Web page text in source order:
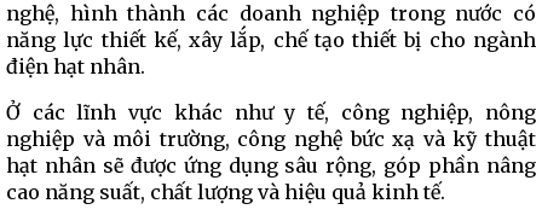
nghệ, hình thành các doanh nghiệp trong nước có
năng lực thiết kế, xây lắp, chế tạo thiết bị cho ngành
điện hạt nhân.
Ở các lĩnh vực khác như y tế, công nghiệp, nông
nghiệp và môi trường, công nghệ bức xạ và kỹ thuật
hạt nhân sẽ được ứng dụng sâu rộng, góp phần nâng
cao năng suất, chất lượng và hiệu quả kinh tế.